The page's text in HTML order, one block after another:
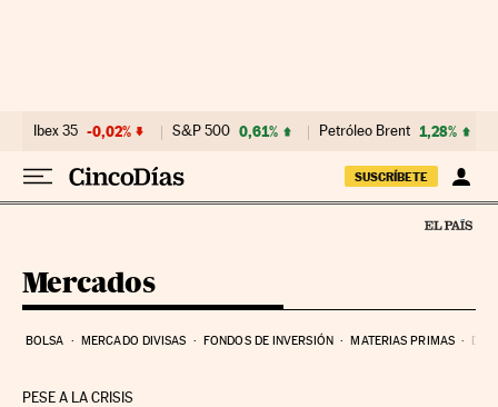
Ibex 35 -0,02% S&P 500 0,61% Petróleo Brent 1,28%
SUSCRÍBETE
Mercados
BOLSA MERCADO DIVISAS FONDOS DE INVERSIÓN MATERIAS PRIMAS
PESE A LA CRISIS